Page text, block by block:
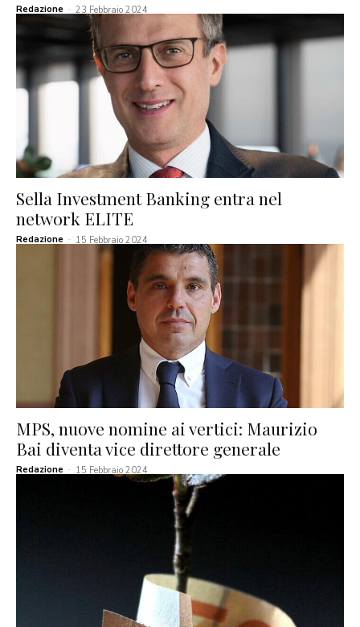
Redazione - 23 Febbraio 2024
Sella Investment Banking entra nel
network ELITE
Redazione - 15 Febbraio 2024
MPS, nuove nomine ai vertici: Maurizio
Bai diventa vice direttore generale
Redazione - 15 Febbraio 2024